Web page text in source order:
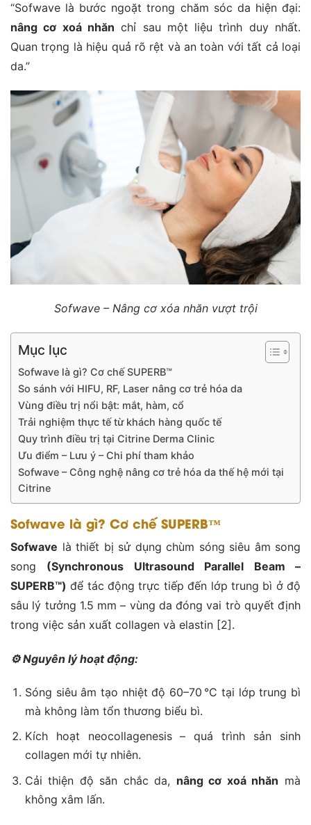
“Sofwave là bước ngoặt trong chăm sóc da hiện đại:
nâng cơ xoá nhăn chỉ sau một liệu trình duy nhất.
Quan trọng là hiệu quả rõ rệt và an toàn với tất cả loại
da.”
Sofwave – Nâng cơ xóa nhăn vượt trội
Mục lục
Sofwave là gì? Cơ chế SUPERB™
So sánh với HIFU, RF, Laser nâng cơ trẻ hóa da
Vùng điều trị nổi bật: mắt, hàm, cổ
Trải nghiệm thực tế từ khách hàng quốc tế
Quy trình điều trị tại Citrine Derma Clinic
Ưu điểm – Lưu ý – Chi phí tham khảo
Sofwave – Công nghệ nâng cơ trẻ hóa da thế hệ mới tại
Citrine
Sofwave là gì? Cơ chế SUPERB™
Sofwave là thiết bị sử dụng chùm sóng siêu âm song
song (Synchronous Ultrasound Parallel Beam –
SUPERB™) để tác động trực tiếp đến lớp trung bì ở độ
sâu lý tưởng 1.5 mm – vùng da đóng vai trò quyết định
trong việc sản xuất collagen và elastin [2].
⚙️Nguyên lý hoạt động:
Sóng siêu âm tạo nhiệt độ 60–70 °C tại lớp trung bì
mà không làm tổn thương biểu bì.
Kích hoạt neocollagenesis – quá trình sản sinh
collagen mới tự nhiên.
Cải thiện độ săn chắc da, nâng cơ xoá nhăn mà
không xâm lấn.